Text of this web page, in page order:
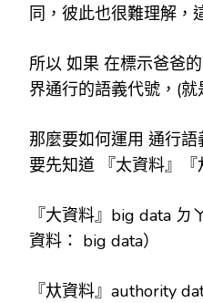
同，彼此也很難理解，
所以 如果 在標示爸爸
界通行的語義代號，(
那麼要如何運用 通行
要先知道 『太資料』『
『大資料』big data ㄉ
資料： big data）
『夶資料』authority